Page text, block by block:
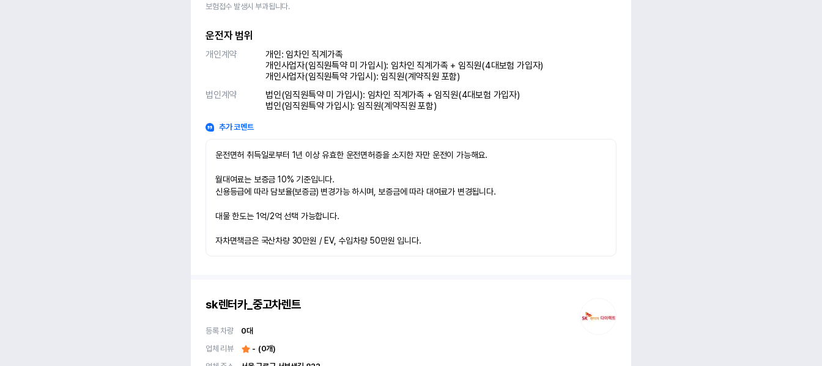
보험접수 발생시 부과됩니다.
운전자 범위
개인계약
개인: 임차인 직계가족
개인사업자(임직원특약 미 가입시): 임차인 직계가족 + 임직원(4대보험 가입자)
개인사업자(임직원특약 가입시): 임직원(계약직원 포함)
법인계약
법인(임직원특약 미 가입시): 임차인 직계가족 + 임직원(4대보험 가입자)
법인(임직원특약 가입시): 임직원(계약직원 포함)
추가 코멘트
운전면허 취득일로부터 1년 이상 유효한 운전면허증을 소지한 자만 운전이 가능해요.
월대여료는 보증금 10% 기준입니다.
신용등급에 따라 담보율(보증금) 변경가능 하시며, 보증금에 따라 대여료가 변경됩니다.
대물 한도는 1억/2억 선택 가능합니다.
자차면책금은 국산차량 30만원 / EV, 수입차량 50만원 입니다.
sk렌터카_중고차렌트
등록 차량 0대
업체 리뷰
- (0개)